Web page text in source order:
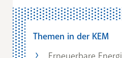
Themen in der KEM